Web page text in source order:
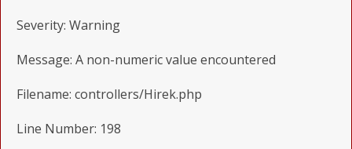
Severity: Warning
Message: A non-numeric value encountered
Filename: controllers/Hirek.php
Line Number: 198